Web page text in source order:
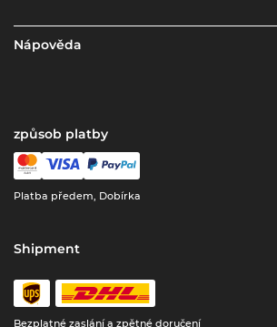
Nápověda
způsob platby
Platba předem, Dobírka
Shipment
Bezplatné zaslání a zpětné doručení